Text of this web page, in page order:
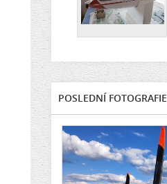
POSLEDNÍ FOTOGRAFIE